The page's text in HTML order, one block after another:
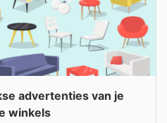
advertenties van je
winkels